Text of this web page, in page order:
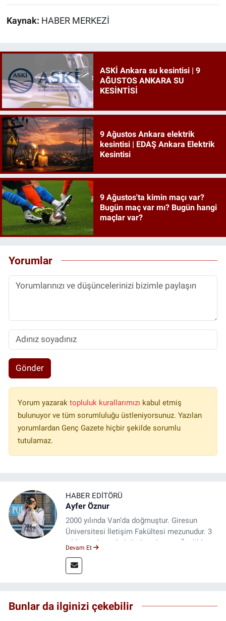
Kaynak: HABER MERKEZİ
ASKİ Ankara su kesintisi | 9
AĞUSTOS ANKARA SU
KESİNTİSİ
9 Ağustos Ankara elektrik
kesintisi | EDAŞ Ankara Elektrik
Kesintisi
9 Ağustos'ta kimin maçı var?
Bugün maç var mı? Bugün hangi
maçlar var?
Yorumlar
Gönder
Yorum yazarak topluluk kurallarımızı kabul etmiş
bulunuyor ve tüm sorumluluğu üstleniyorsunuz. Yazılan
yorumlardan Genç Gazete hiçbir şekilde sorumlu
tutulamaz.
HABER EDITÖRÜ
Ayfer Öznur
2000 yılında Van’da doğmuştur. Giresun
Üniversitesi İletişim Fakültesi mezunudur. 3
yıldır medya sektöründe çalışıyor. Özelikle
Devam Et
Bunlar da ilginizi çekebilir